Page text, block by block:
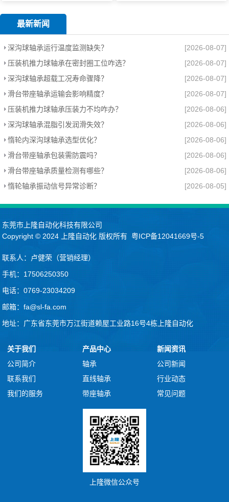
最新新闻
深沟球轴承运行温度监测缺失？
[2026-08-07]
压装机推力球轴承在密封圈工位咋选？
[2026-08-07]
深沟球轴承超载工况寿命骤降？
[2026-08-07]
滑台带座轴承运输会影响精度？
[2026-08-07]
压装机推力球轴承压装力不均咋办？
[2026-08-06]
深沟球轴承混脂引发润滑失效？
[2026-08-06]
惰轮内深沟球轴承选型优化？
[2026-08-06]
滑台带座轴承包装需防震吗？
[2026-08-06]
滑台带座轴承质量检测有哪些？
[2026-08-06]
惰轮轴承振动信号异常诊断？
[2026-08-05]
东莞市上隆自动化科技有限公司
Copyright © 2024
上隆自动化 版权所有粤ICP备12041669号-5
联系人：卢健荣（营销经理）
手机：17506250350
电话：0769-23034209
邮箱：fa@sl-fa.com
地址：广东省东莞市万江街道赖屋工业路16号4栋上隆自动化
关于我们
公司简介
联系我们
我们的服务
产品中心
轴承
直线轴承
带座轴承
新闻资讯
公司新闻
行业动态
常见问题
上隆微信公众号